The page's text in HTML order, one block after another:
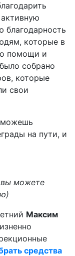
благодарность
которые в
о помощи и
собрано
которые
свои
на пути, и
можете
Максим
средства